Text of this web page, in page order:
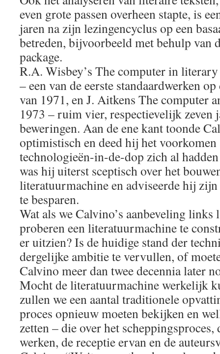
even grote passen overheen stapte, is
jaren na zijn lezingencyclus op een
betreden, bijvoorbeeld met behulp van
package.
R.A. Wisbey’s The computer in
– een van de eerste standaardwerken
van 1971, en J. Aitkens The computer
1973 – ruim vier, respectievelijk zeven
beweringen. Aan de ene kant toonde
optimistisch en deed hij het
technologieën-in-de-dop zich al
was hij uiterst sceptisch over het
literatuurmachine en adviseerde hij
te besparen.
Wat als we Calvino’s aanbeveling links
proberen een literatuurmachine te
er uitzien? Is de huidige stand der
dergelijke ambitie te vervullen, of
Calvino meer dan twee decennia later
Mocht de literatuurmachine werkelijk
zullen we een aantal traditionele
proces opnieuw moeten bekijken en
zetten – die over het
werken, de receptie ervan en de